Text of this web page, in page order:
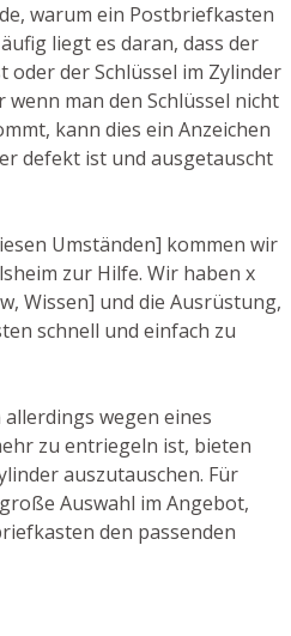
warum ein Postbriefkasten
liegt es daran, dass der
oder der Schlüssel im Zylinder
man den Schlüssel nicht
kann dies ein Anzeichen
defekt ist und ausgetauscht
Umständen] kommen wir
zur Hilfe. Wir haben x
Wissen] und die Ausrüstung,
schnell und einfach zu
wegen eines
zu entriegeln ist, bieten
auszutauschen. Für
Auswahl im Angebot,
den passenden